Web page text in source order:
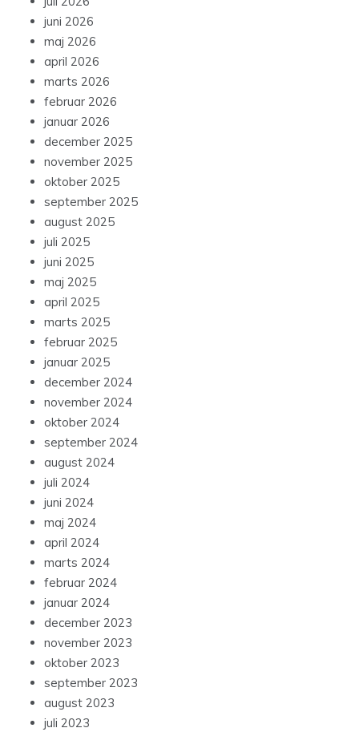
juni 2026
maj 2026
april 2026
marts 2026
februar 2026
januar 2026
december 2025
november 2025
oktober 2025
september 2025
august 2025
juli 2025
juni 2025
maj 2025
april 2025
marts 2025
februar 2025
januar 2025
december 2024
november 2024
oktober 2024
september 2024
august 2024
juli 2024
juni 2024
maj 2024
april 2024
marts 2024
februar 2024
januar 2024
december 2023
november 2023
oktober 2023
september 2023
august 2023
juli 2023